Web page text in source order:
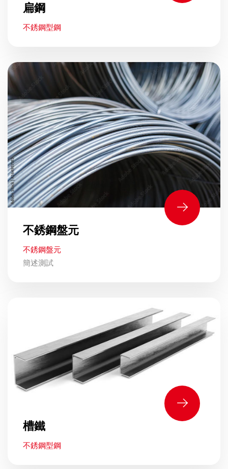
扁鋼
不銹鋼型鋼
不銹鋼盤元
不銹鋼盤元
簡述測試
槽鐵
不銹鋼型鋼